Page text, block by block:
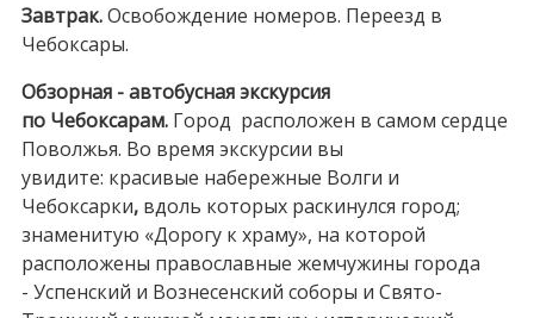
Завтрак.Освобождение номеров. Переезд в
Чебоксары.
Обзорная - автобусная экскурсия
по Чебоксарам. Город расположен в самом сердце
Поволжья. Во время экскурсии вы
увидите: красивые набережные Волги и
Чебоксарки,вдоль которых раскинулся город;
знаменитую «Дорогу к храму», на которой
расположены православные жемчужины города
- Успенский и Вознесенский соборы и Свято-